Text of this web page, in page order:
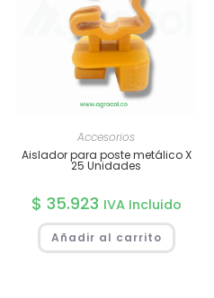
Accesorios
Aislador para poste metálico X
25 Unidades
$ 35.923 IVA Incluido
Añadir al carrito